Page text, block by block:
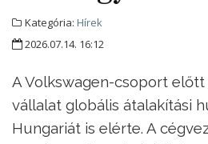
Kategória: Hírek
2026.07.14. 16:12
A Volkswagen-csoport előtt
vállalat globális átalakítási
Hungariát is elérte. A